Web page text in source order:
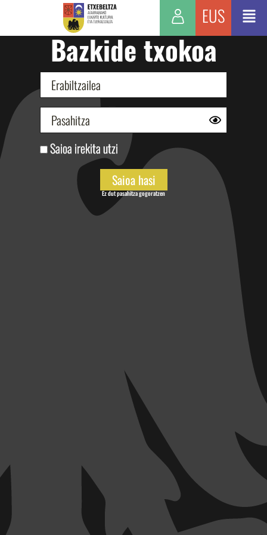
EUS
Bazkide txokoa
Saioa irekita utzi
Ez dut pasahitza gogoratzen